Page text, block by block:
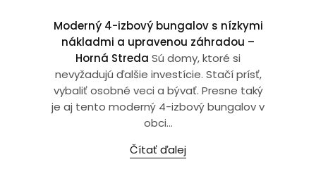
Moderný 4-izbový bungalov s nízkymi
nákladmi a upravenou záhradou –
Horná Streda Sú domy, ktoré si
nevyžadujú ďalšie investície. Stačí prísť,
vybaliť osobné veci a bývať. Presne taký
je aj tento moderný 4-izbový bungalov v
obci...
Čítať ďalej